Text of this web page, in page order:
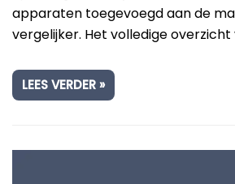
apparaten toegevoegd aan de
vergelijker. Het volledige overzicht
LEES VERDER »